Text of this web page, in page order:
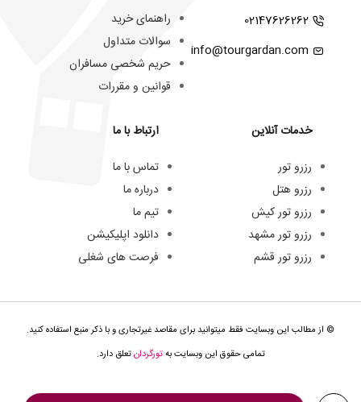
02147626262
info@tourgardan.com
خدمات آنلاین
رزرو تور
رزرو هتل
رزرو تور کیش
رزرو تور مشهد
رزرو تور قشم
راهنمای خرید
سوالات متداول
حریم شخصی مسافران
قوانین و مقررات
ارتباط با ما
تماس با ما
درباره ما
تیم ما
دانلود اپلیکیشن
فرصت های شغلی
© از مطالب این وبسایت فقط میتوانید برای مقاصد غیرتجاری و با ذکر منبع استفاده کنید.
تمامی حقوق این وبسایت بهتورگردانتعلق دارد.